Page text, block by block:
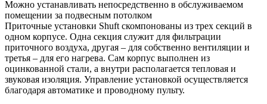
Можно устанавливать непосредственно в обслуживаемом
помещении за подвесным потолком
Приточные установки Shuft скомпонованы из трех секций в
одном корпусе. Одна секция служит для фильтрации
приточного воздуха, другая – для собственно вентиляции и
третья – для его нагрева. Сам корпус выполнен из
оцинкованной стали, а внутри располагается тепловая и
звуковая изоляция. Управление установкой осуществляется
благодаря автоматике и проводному пульту.